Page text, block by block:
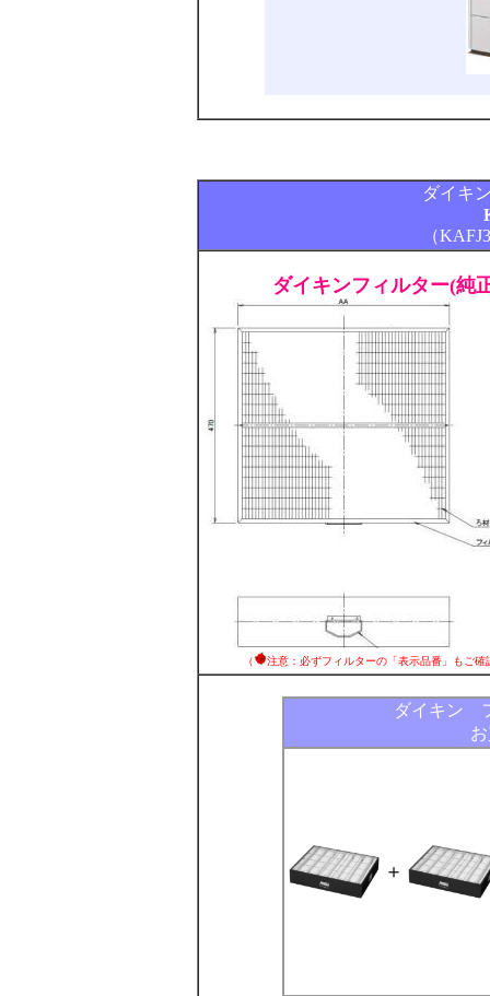
ダイキ
（
ダイキンフィルター(純
（ 注意：必ずフィルターの「表示品番」もご確
ダイキン
＋